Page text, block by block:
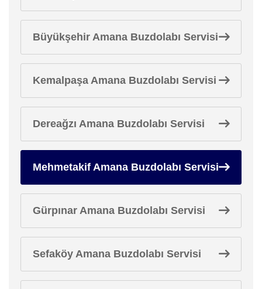
Büyükşehir Amana Buzdolabı Servisi
Kemalpaşa Amana Buzdolabı Servisi
Dereağzı Amana Buzdolabı Servisi
Mehmetakif Amana Buzdolabı Servisi
Gürpınar Amana Buzdolabı Servisi
Sefaköy Amana Buzdolabı Servisi